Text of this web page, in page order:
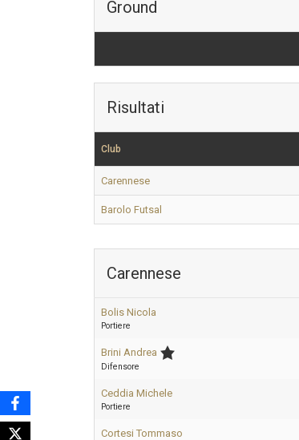
Ground
Risultati
Club
Carennese
Barolo Futsal
Carennese
Bolis Nicola
Portiere
Brini Andrea
Difensore
Ceddia Michele
Portiere
Cortesi Tommaso